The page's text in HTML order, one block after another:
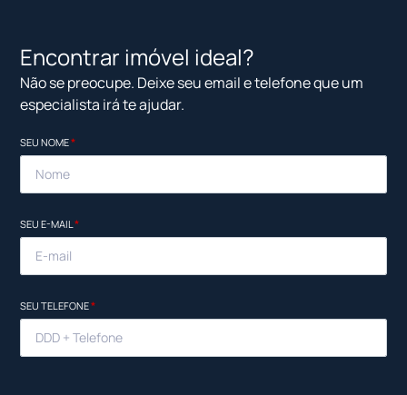
Encontrar imóvel ideal?
Não se preocupe. Deixe seu email e telefone que um
especialista irá te ajudar.
SEU NOME*
SEU E-MAIL*
SEU TELEFONE*